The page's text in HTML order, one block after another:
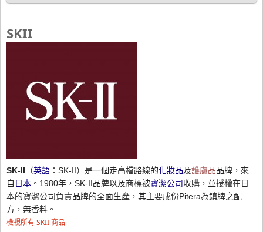
SKII
SK-II （英語 ：SK-II）是一個走高檔路線的化妝品及護膚品品牌，來
自 日本 。1980年，SK-II品牌以及商標被寶潔公司收購，並授權在日
本的寶潔公司負責品牌的全面生產，其主要成份Pitera為鎮牌之配
方，無香料。
檢視所有 SKII 商品